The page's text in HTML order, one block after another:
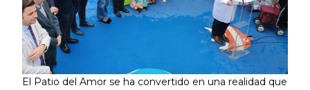
El Patio del Amor se ha convertido en una realidad que